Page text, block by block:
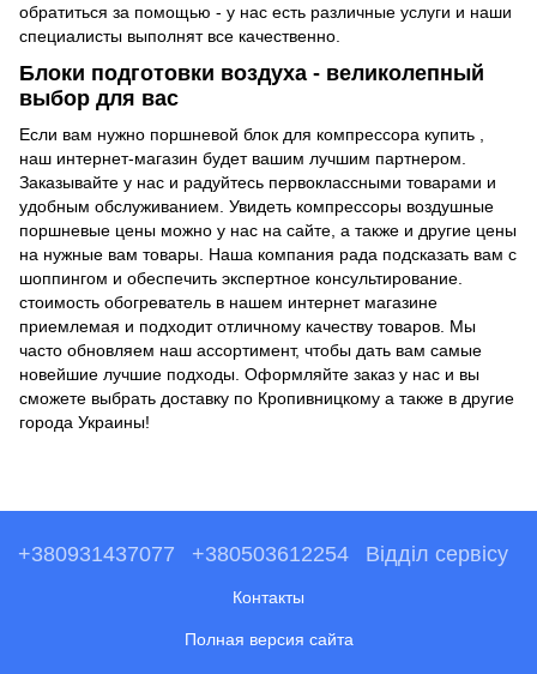
обратиться за помощью - у нас есть различные услуги и наши
специалисты выполнят все качественно.
Блоки подготовки воздуха - великолепный
выбор для вас
Если вам нужно поршневой блок для компрессора купить
наш интернет-магазин будет вашим лучшим партнером.
Заказывайте у нас и радуйтесь первоклассными товарами и
удобным обслуживанием. Увидеть компрессоры воздушные
поршневые цены можно у нас на сайте, а также и другие цены
на нужные вам товары. Наша компания рада подсказать вам с
шоппингом и обеспечить экспертное консультирование.
стоимость обогреватель в нашем интернет магазине
приемлемая и подходит отличному качеству товаров. Мы
часто обновляем наш ассортимент, чтобы дать вам самые
новейшие лучшие подходы. Оформляйте заказ у нас и вы
сможете выбрать доставку по Кропивницкому а также в другие
города Украины!
+380931437077 +380503612254 Відділ сервісу
Контакты
Полная версия сайта